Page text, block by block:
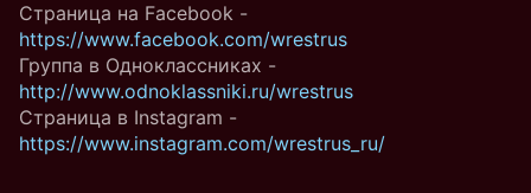
Страница на Facebook -
https://www.facebook.com/wrestrus
Группа в Одноклассниках -
http://www.odnoklassniki.ru/wrestrus
Страница в Instagram -
https://www.instagram.com/wrestrus_ru/